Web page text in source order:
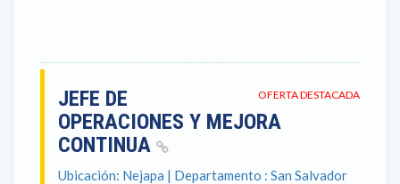
OFERTA DESTACADA
JEFE DE
OPERACIONES Y MEJORA
CONTINUA
Ubicación: Nejapa | Departamento : San Salvador